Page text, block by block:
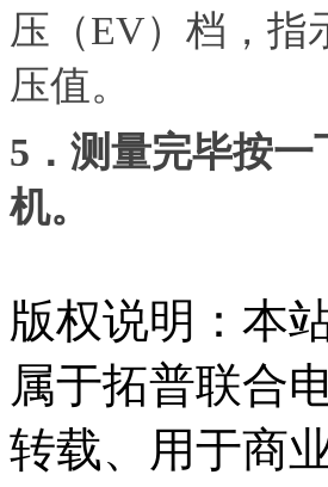
压（EV）档，指
压值。
5．测量完毕按
机。
版权说明：本
属于拓普联合
转载、用于商